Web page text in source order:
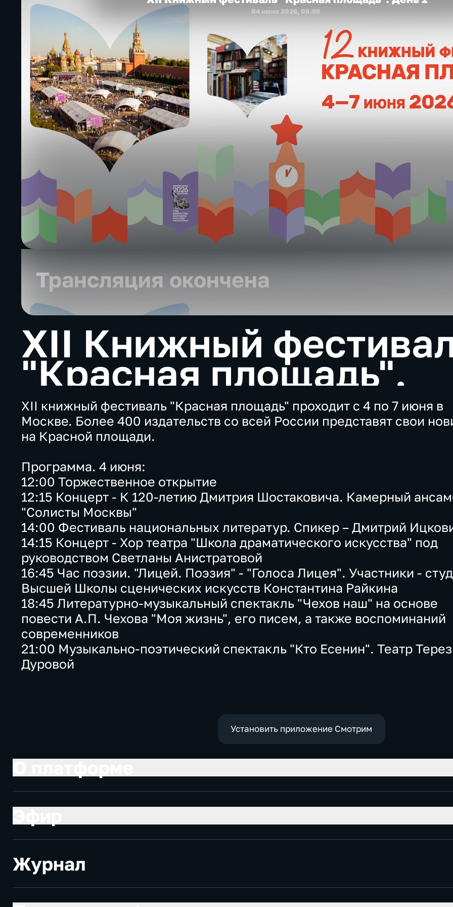
04 июня 2026, 08:55
Трансляция окончена
XII Книжный
"Красная площадь".
День 1
XII книжный фестиваль "Красная площадь" проходит с 4 по 7 июня в
Москве. Более 400 издательств со всей России представят свои
на Красной площади.
Программа. 4 июня:
12:00 Торжественное открытие
12:15 Концерт - К 120-летию Дмитрия Шостаковича. Камерный
"Солисты Москвы"
14:00 Фестиваль национальных литератур. Спикер – Дмитрий
14:15 Концерт - Хор театра "Школа драматического искусства" под
руководством Светланы Анистратовой
16:45 Час поэзии. "Лицей. Поэзия" - "Голоса Лицея". Участники -
Высшей Школы сценических искусств Константина Райкина
18:45 Литературно-музыкальный спектакль "Чехов наш" на основе
повести А.П. Чехова "Моя жизнь", его писем, а также воспоминаний
современников
21:00 Музыкально-поэтический спектакль "Кто Есенин". Театр
Дуровой
Установить приложение Смотрим
Журнал